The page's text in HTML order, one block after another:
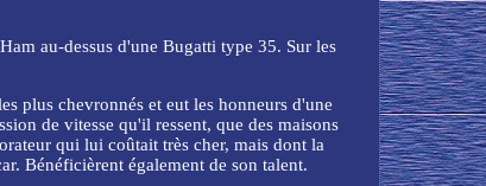
au-dessus d'une Bugatti type 35. Sur les
plus chevronnés et eut les honneurs d'une
de vitesse qu'il ressent, que des maisons
qui lui coûtait très cher, mais dont la
Bénéficièrent également de son talent.